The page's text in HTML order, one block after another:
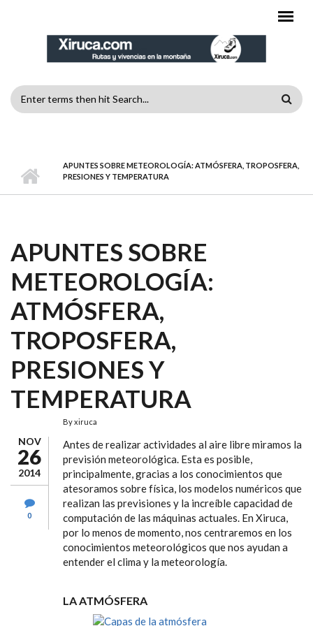
FORMULARIO
BÚSQUEDA
APUNTES SOBRE METEOROLOGÍA: ATMÓSFERA, TROPOSFERA,
PRESIONES Y TEMPERATURA
APUNTES SOBRE
METEOROLOGÍA:
ATMÓSFERA,
TROPOSFERA,
PRESIONES Y
TEMPERATURA
NOV
26
2014
0
Byxiruca
Antes de realizar actividades al aire libre miramos la
previsión meteorológica. Esta es posible,
principalmente, gracias a los conocimientos que
atesoramos sobre física, los modelos numéricos que
realizan las previsiones y la increíble capacidad de
computación de las máquinas actuales. En Xiruca,
por lo menos de momento, nos centraremos en los
conocimientos meteorológicos que nos ayudan a
entender el clima y la meteorología.
LA ATMÓSFERA